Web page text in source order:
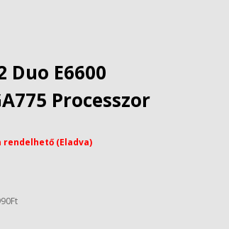
Duo E6600
Processzor
rendelhető (Eladva)